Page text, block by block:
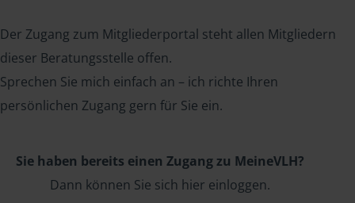
Der Zugang zum Mitgliederportal steht allen Mitgliedern
dieser Beratungsstelle offen.
Sprechen Sie mich einfach an – ich richte Ihren
persönlichen Zugang gern für Sie ein.
Sie haben bereits einen Zugang zu MeineVLH?
Dann können Sie sich hier einloggen.